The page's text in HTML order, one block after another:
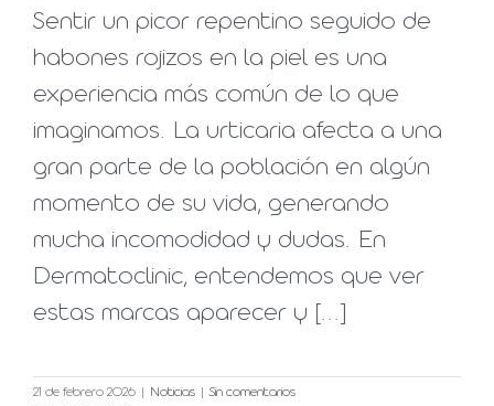
Sentir un picor repentino seguido de
habones rojizos en la piel es una
experiencia más común de lo que
imaginamos. La urticaria afecta a una
gran parte de la población en algún
momento de su vida, generando
mucha incomodidad y dudas. En
Dermatoclinic, entendemos que ver
estas marcas aparecer y [...]
21 de febrero 2026 Noticias
Sin comentarios